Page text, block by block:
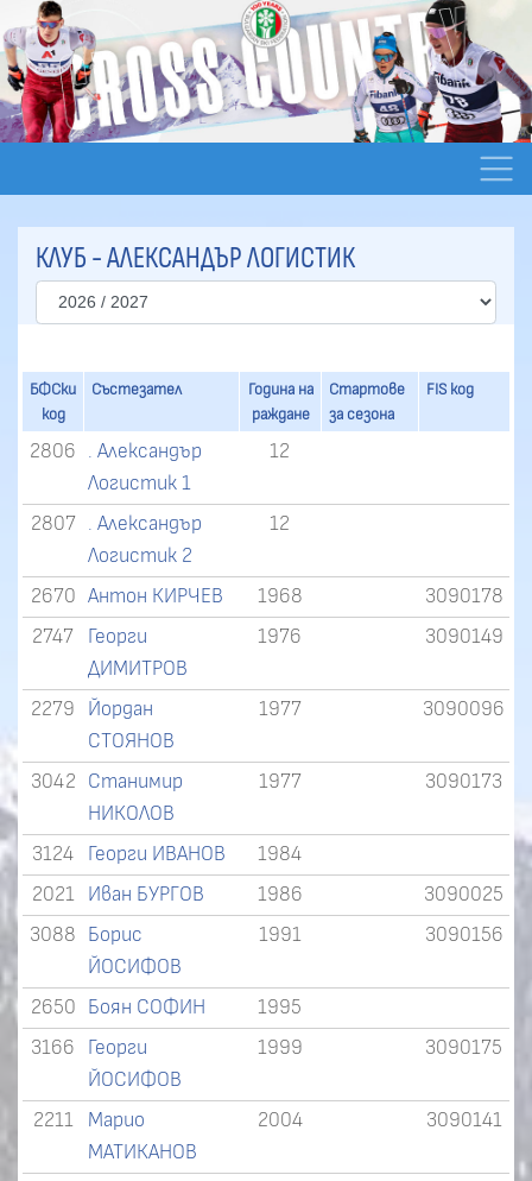
КЛУБ - АЛЕКСАНДЪР ЛОГИСТИК
БФСки
код
Състезател
Година на
раждане
Стартове
за сезона
FIS код
2806
. Александър
Логистик 1
12
2807
. Александър
Логистик 2
12
2670 Антон КИРЧЕВ 1968
3090178
2747
Георги
ДИМИТРОВ
1976 3090149
2279
Йордан
СТОЯНОВ
1977 3090096
3042
Станимир
НИКОЛОВ
1977 3090173
3124 Георги ИВАНОВ
1984
2021
Иван БУРГОВ 1986
3090025
3088
Борис
ЙОСИФОВ
1991 3090156
2650 Боян СОФИН
1995
3166
Георги
ЙОСИФОВ
1999 3090175
2211
Марио
МАТИКАНОВ
2004 3090141